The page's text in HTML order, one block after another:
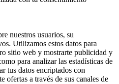
nuestros usuarios, su
Utilizamos estos datos para
sitio web y mostrarte publicidad y
para analizar las estadísticas de
tus datos encriptados con
ofertas a través de sus canales de